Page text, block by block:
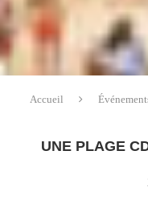
Accueil
UNE PLAGE